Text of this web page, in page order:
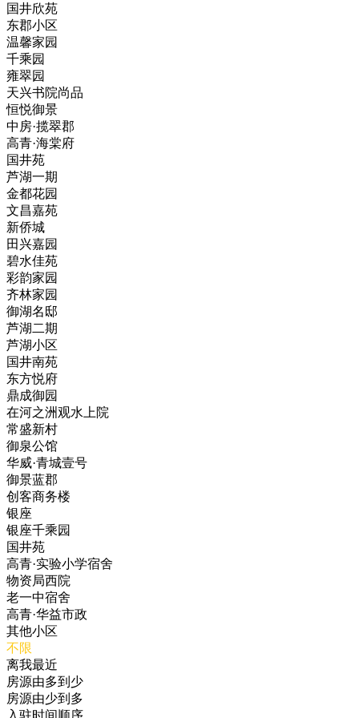
国井欣苑
东郡小区
温馨家园
千乘园
雍翠园
天兴书院尚品
恒悦御景
中房·揽翠郡
高青·海棠府
国井苑
芦湖一期
金都花园
文昌嘉苑
新侨城
田兴嘉园
碧水佳苑
彩韵家园
齐林家园
御湖名邸
芦湖二期
芦湖小区
国井南苑
东方悦府
鼎成御园
在河之洲观水上院
常盛新村
御泉公馆
华威·青城壹号
御景蓝郡
创客商务楼
银座
银座千乘园
国井苑
高青·实验小学宿舍
物资局西院
老一中宿舍
高青·华益市政
其他小区
不限
离我最近
房源由多到少
房源由少到多
入驻时间顺序